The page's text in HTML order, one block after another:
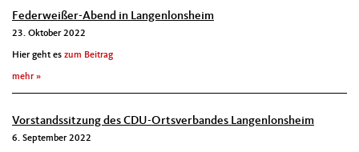
Federweißer-Abend in Langenlonsheim
23. Oktober 2022
Hier geht es zum Beitrag
mehr
Vorstandssitzung des CDU-Ortsverbandes Langenlonsheim
6. September 2022